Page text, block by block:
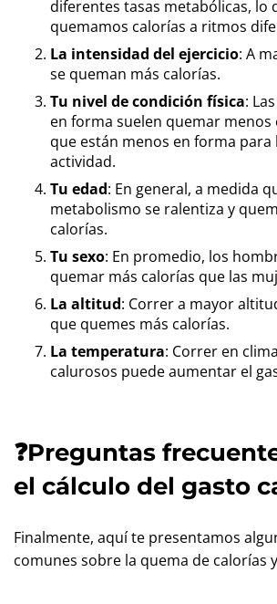
diferentes tasas metabólicas, lo
quemamos calorías a ritmos
La intensidad del ejercicio: A
se queman más calorías.
Tu nivel de condición física:
en forma suelen quemar menos
que están menos en forma para
actividad.
Tu edad: En general, a medida
metabolismo se ralentiza y
calorías.
Tu sexo: En promedio, los
quemar más calorías que las
La altitud: Correr a mayor
que quemes más calorías.
La temperatura: Correr en
calurosos puede aumentar el
❓Preguntas
el cálculo del gasto
Finalmente, aquí te presentamos
comunes sobre la quema de calorías